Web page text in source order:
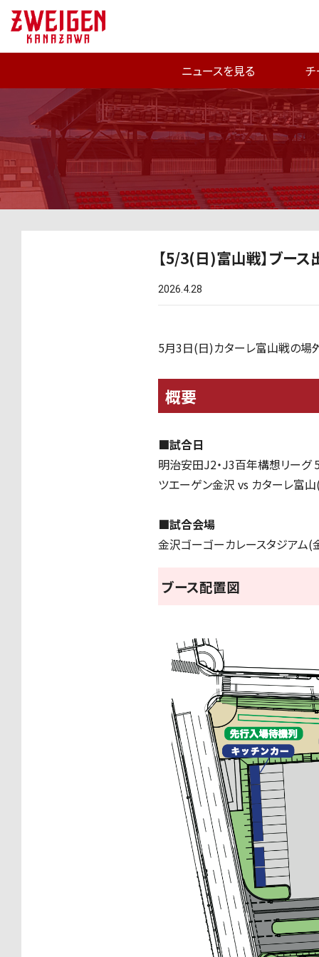
ニュースを見る
【5/3(日)富山戦】ブー
2026.4.28
5月3日(日)カターレ富山戦の場
概要
■試合日
明治安田J2・J3百年構想リーグ
ツエーゲン金沢 vs カターレ富
■試合会場
金沢ゴーゴーカレースタジアム
ブース配置図